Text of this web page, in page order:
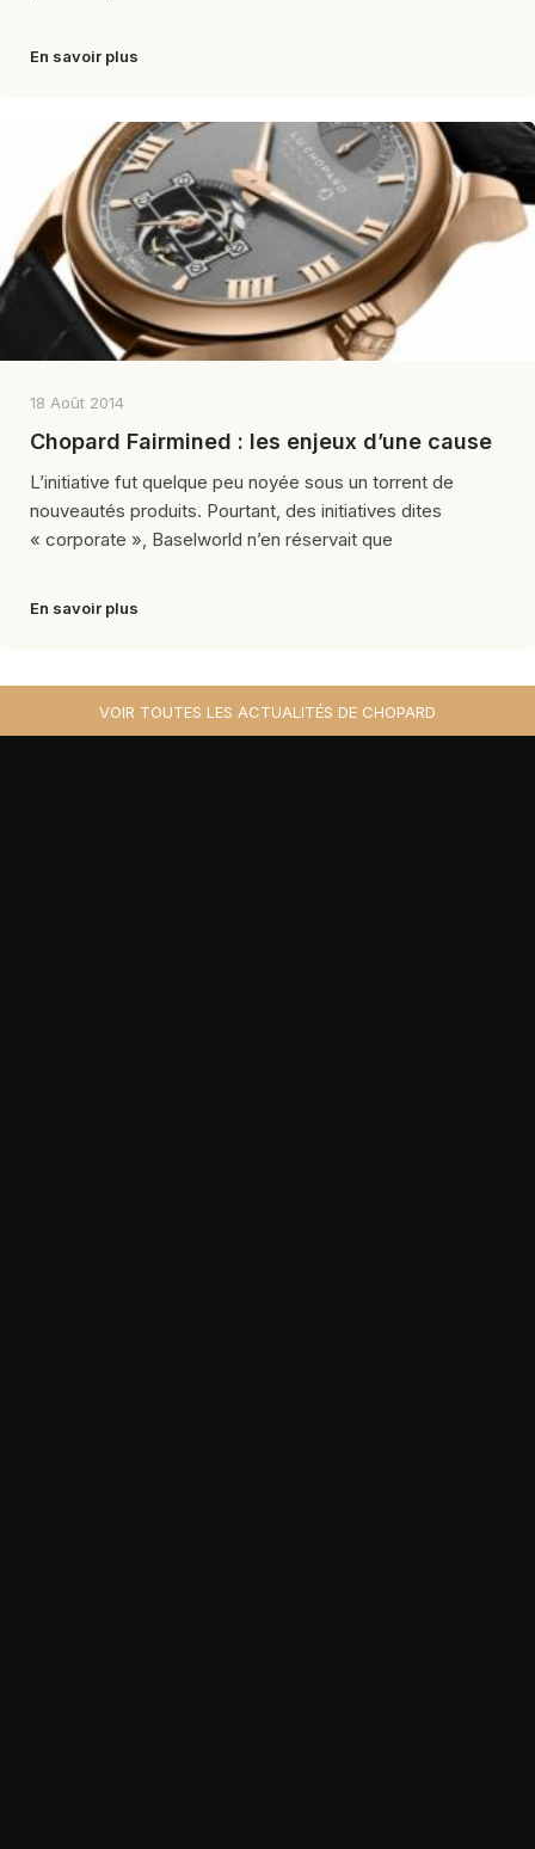
En savoir plus
18 Août 2014
Chopard Fairmined : les enjeux d’une cause
L’initiative fut quelque peu noyée sous un torrent de
nouveautés produits. Pourtant, des initiatives dites
« corporate », Baselworld n’en réservait que
En savoir plus
VOIR TOUTES LES ACTUALITÉS DE CHOPARD